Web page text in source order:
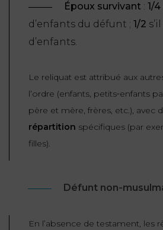
Époux survivant : 1/4
d’enfants du défunt ; 1/2
d’enfants.
Le reliquat est attribué aux
l’ordre (enfants, petits‑enfants
père et mère, frères, etc.), avec
répartition spécifiques (par
filles).
Défunt
En l’absence de testament, les